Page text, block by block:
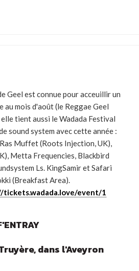
Geel est connue pour acceuillir un
mois d'août (le Reggae Geel
tient aussi le Wadada Festival
sound system avec cette année :
Muffet (Roots Injection, UK),
Metta Frequencies, Blackbird
Ls. KingSamir et Safari
(Breakfast Area).
event/1
dans l'Aveyron